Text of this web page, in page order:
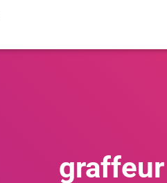
graffeur